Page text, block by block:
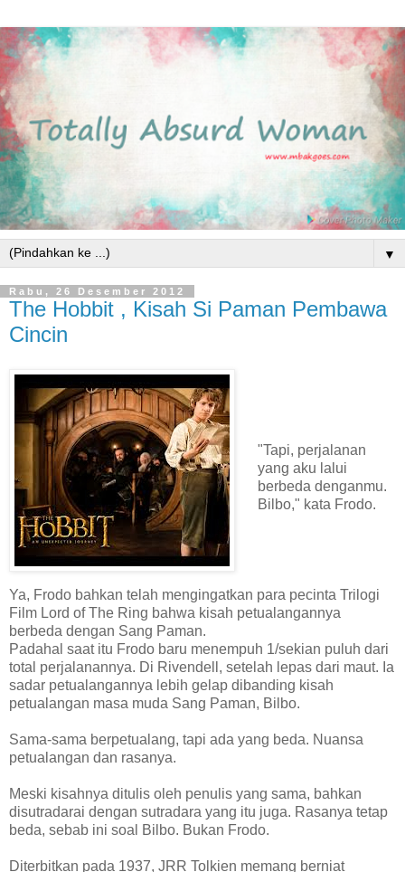
▼
Rabu, 26 Desember 2012
The Hobbit , Kisah Si Paman Pembawa
Cincin
"Tapi, perjalanan
yang aku lalui
berbeda denganmu.
Bilbo," kata Frodo.
Ya, Frodo bahkan telah mengingatkan para pecinta Trilogi
Film Lord of The Ring bahwa kisah petualangannya
berbeda dengan Sang Paman.
Padahal saat itu Frodo baru menempuh 1/sekian puluh dari
total perjalanannya. Di Rivendell, setelah lepas dari maut. Ia
sadar petualangannya lebih gelap dibanding kisah
petualangan masa muda Sang Paman, Bilbo.
Sama-sama berpetualang, tapi ada yang beda. Nuansa
petualangan dan rasanya.
Meski kisahnya ditulis oleh penulis yang sama, bahkan
disutradarai dengan sutradara yang itu juga. Rasanya tetap
beda, sebab ini soal Bilbo. Bukan Frodo.
Diterbitkan pada 1937, JRR Tolkien memang berniat